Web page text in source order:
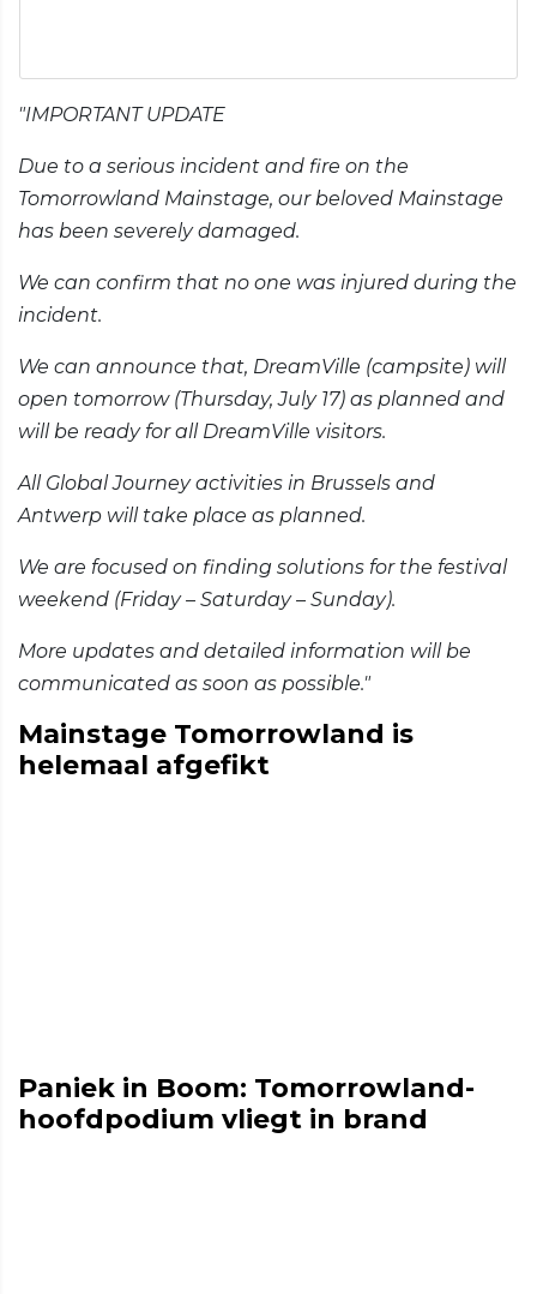
"IMPORTANT UPDATE
Due to a serious incident and fire on the
Tomorrowland Mainstage, our beloved Mainstage
has been severely damaged.
We can confirm that no one was injured during the
incident.
We can announce that, DreamVille (campsite) will
open tomorrow (Thursday, July 17) as planned and
will be ready for all DreamVille visitors.
All Global Journey activities in Brussels and
Antwerp will take place as planned.
We are focused on finding solutions for the festival
weekend (Friday – Saturday – Sunday).
More updates and detailed information will be
communicated as soon as possible."
Mainstage Tomorrowland is
helemaal afgefikt
Paniek in Boom: Tomorrowland-
hoofdpodium vliegt in brand